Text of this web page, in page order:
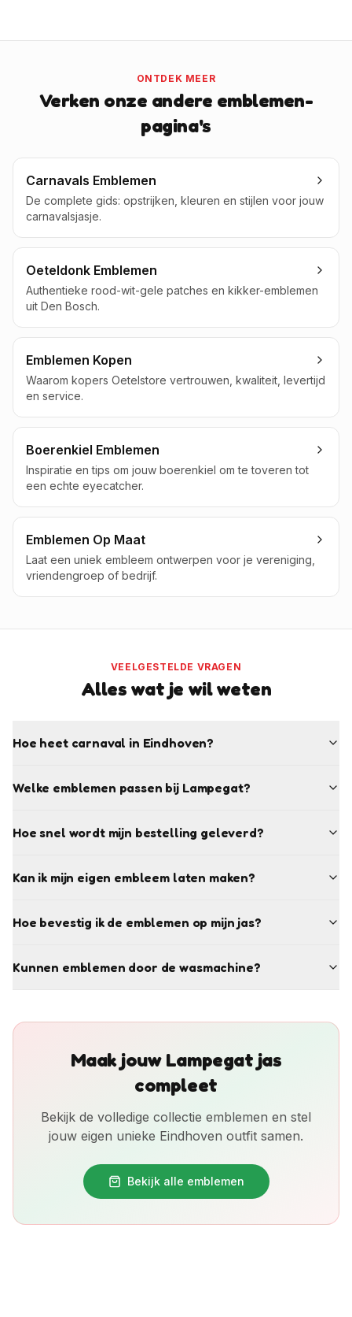
ONTDEK MEER
Verken onze andere emblemen-
pagina's
Carnavals Emblemen
De complete gids: opstrijken, kleuren en stijlen voor jouw
carnavalsjasje.
Oeteldonk Emblemen
Authentieke rood-wit-gele patches en kikker-emblemen
uit Den Bosch.
Emblemen Kopen
Waarom kopers Oetelstore vertrouwen, kwaliteit, levertijd
en service.
Boerenkiel Emblemen
Inspiratie en tips om jouw boerenkiel om te toveren tot
een echte eyecatcher.
Emblemen Op Maat
Laat een uniek embleem ontwerpen voor je vereniging,
vriendengroep of bedrijf.
VEELGESTELDE VRAGEN
Alles wat je wil weten
Hoe heet carnaval in Eindhoven?
Welke emblemen passen bij Lampegat?
Hoe snel wordt mijn bestelling geleverd?
Kan ik mijn eigen embleem laten maken?
Hoe bevestig ik de emblemen op mijn jas?
Kunnen emblemen door de wasmachine?
Maak jouw Lampegat jas
compleet
Bekijk de volledige collectie emblemen en stel
jouw eigen unieke Eindhoven outfit samen.
Bekijk alle emblemen